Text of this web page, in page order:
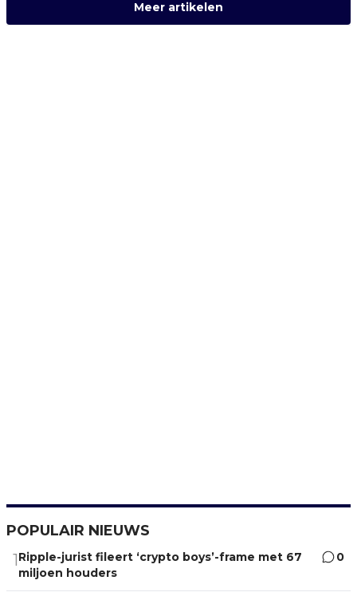
Meer artikelen
POPULAIR NIEUWS
1Ripple-jurist fileert ‘crypto boys’-frame met 67
miljoen houders
0